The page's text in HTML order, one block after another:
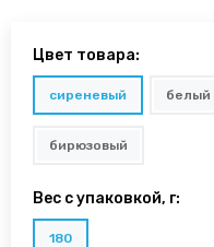
Цвет товара:
сиреневый белый
бирюзовый
Вес с упаковкой, г:
180